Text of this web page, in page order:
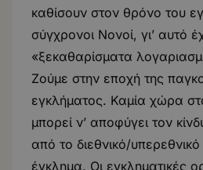
καθίσουν στον θρόνο του
σύγχρονοι Νονοί, γι’ αυτό
«ξεκαθαρίσματα
Ζούμε στην εποχή της
εγκλήματος. Καμία χώρα
μπορεί ν’ αποφύγει τον
από το διεθνικό/
έγκλημα. Οι εγκληματικές